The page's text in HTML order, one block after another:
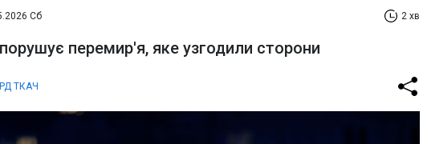
Сб 2 хв
перемир'я, яке узгодили сторони
ТКАЧ